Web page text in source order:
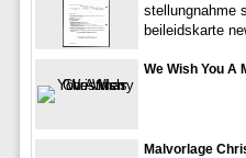
stellungnahme
beileidskarte
We Wish You A
Malvorlage